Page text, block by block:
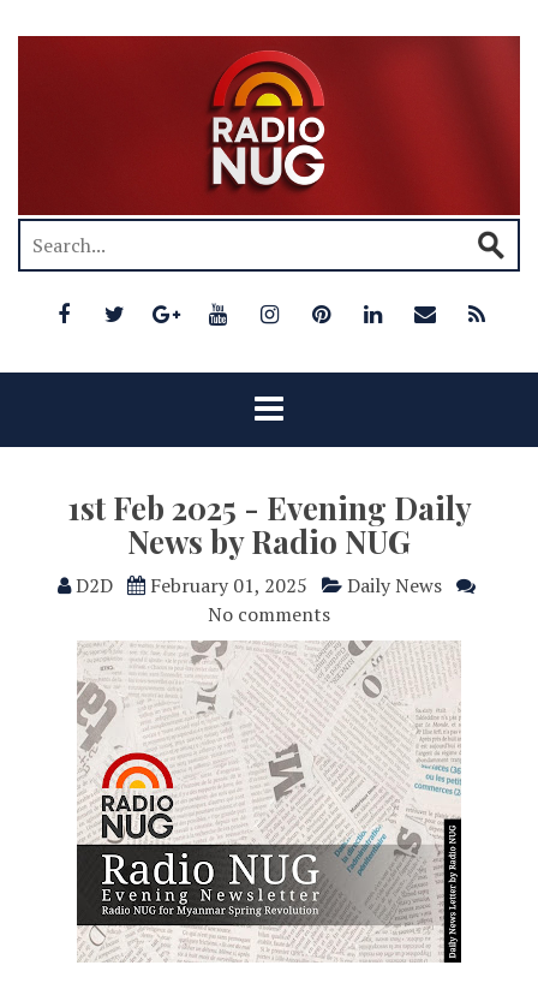
1st Feb 2025 - Evening Daily
News by Radio NUG
D2D February 01, 2025
Daily News
No comments